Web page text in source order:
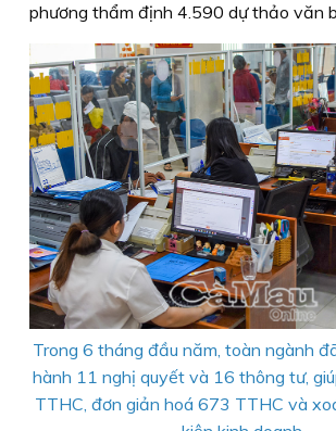
phương thẩm định 4.590 dự thảo văn
Trong 6 tháng đầu năm, toàn ngành
hành 11 nghị quyết và 16 thông tư,
TTHC, đơn giản hoá 673 TTHC và